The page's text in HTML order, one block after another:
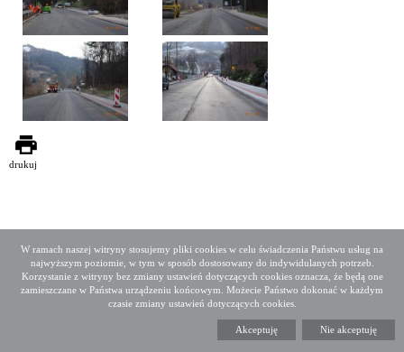
W ramach naszej witryny stosujemy pliki cookies w celu świadczenia Państwu usług na
najwyższym poziomie, w tym w sposób dostosowany do indywidulanych potrzeb.
Korzystanie z witryny bez zmiany ustawień dotyczących cookies oznacza, że będą one
zamieszczane w Państwa urządzeniu końcowym. Możecie Państwo dokonać w każdym
czasie zmiany ustawień dotyczących cookies.
Akceptuję Nie akceptuję
drukuj
Deklaracja dostępności
Mapa serwisu
Media społecznościowe
Twitter Facebook Linkedin
Copyright 2015 GDDKiA
ul. Wronia 53, 00-874 Warszawa, Tel +48 22 375 88 88